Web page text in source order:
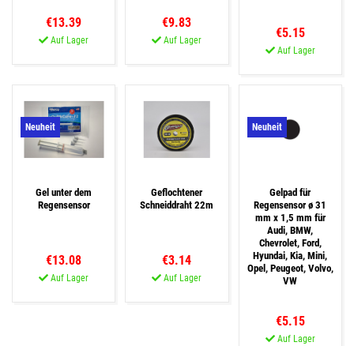
€13.39
Auf Lager
€9.83
Auf Lager €5.15
Auf Lager
Neuheit
Gel unter dem
Regensensor
€13.08
Auf Lager
Geflochtener
Schneiddraht 22m
€3.14
Auf Lager
Neuheit
Gelpad für
Regensensor ø 31
mm x 1,5 mm für
Audi, BMW,
Chevrolet, Ford,
Hyundai, Kia, Mini,
Opel, Peugeot, Volvo,
VW
€5.15
Auf Lager